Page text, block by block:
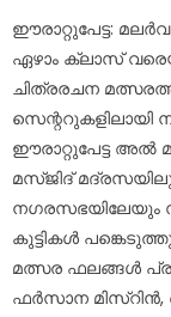
ഈരാറ്റുപേട്ട:
ഏഴാം ക്ലാസ്
ചിത്രരചന
സെന്ററുകളിലായി
ഈരാറ്റുപേട്ട അൽ
മസ്ജിദ്
നഗരസഭയിലേയും
കുട്ടികൾ
മത്സര ഫലങ്ങൾ
ഫർസാന